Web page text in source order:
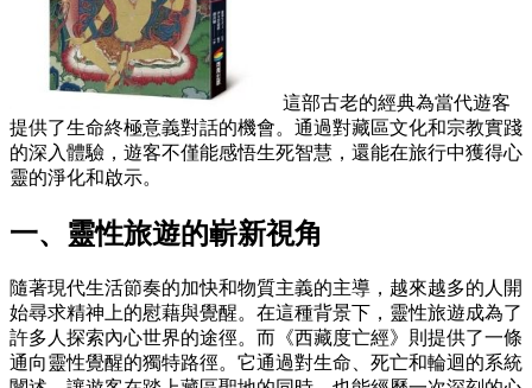
這部古老的經典為當代遊客
提供了生命終極意義對話的機會。通過對藏區文化和宗教實踐
的深入體驗，遊客不僅能感悟生死智慧，還能在旅行中獲得心
靈的淨化和啟示。
一、靈性旅遊的嶄新視角
隨著現代生活節奏的加快和物質主義的主導，越來越多的人開
始尋求精神上的慰藉與覺醒。在這種背景下，靈性旅遊成為了
許多人探索內心世界的途徑。而《西藏度亡經》則提供了一條
通向靈性覺醒的獨特路徑。它通過對生命、死亡和輪迴的系統